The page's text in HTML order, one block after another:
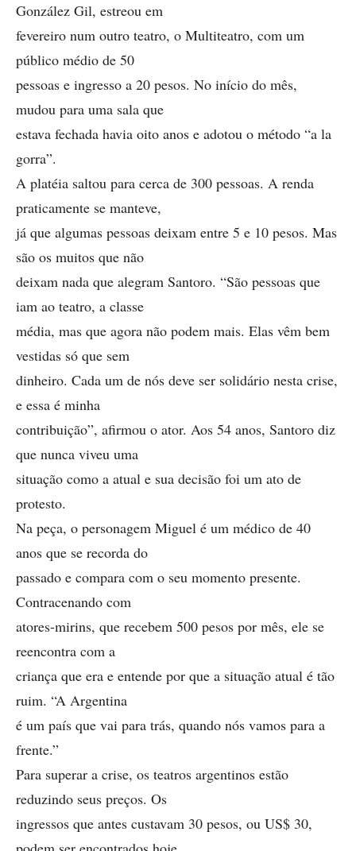
González Gil, estreou em
fevereiro num outro teatro, o Multiteatro, com um
público médio de 50
pessoas e ingresso a 20 pesos. No início do mês,
mudou para uma sala que
estava fechada havia oito anos e adotou o método “a la
gorra”.
A platéia saltou para cerca de 300 pessoas. A renda
praticamente se manteve,
já que algumas pessoas deixam entre 5 e 10 pesos. Mas
são os muitos que não
deixam nada que alegram Santoro. “São pessoas que
iam ao teatro, a classe
média, mas que agora não podem mais. Elas vêm bem
vestidas só que sem
dinheiro. Cada um de nós deve ser solidário nesta crise,
e essa é minha
contribuição”, afirmou o ator. Aos 54 anos, Santoro diz
que nunca viveu uma
situação como a atual e sua decisão foi um ato de
protesto.
Na peça, o personagem Miguel é um médico de 40
anos que se recorda do
passado e compara com o seu momento presente.
Contracenando com
atores-mirins, que recebem 500 pesos por mês, ele se
reencontra com a
criança que era e entende por que a situação atual é tão
ruim. “A Argentina
é um país que vai para trás, quando nós vamos para a
frente.”
Para superar a crise, os teatros argentinos estão
reduzindo seus preços. Os
ingressos que antes custavam 30 pesos, ou US$ 30,